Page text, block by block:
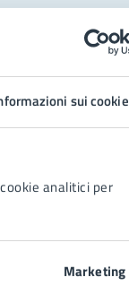
sui cookie
analitici per
Marketing